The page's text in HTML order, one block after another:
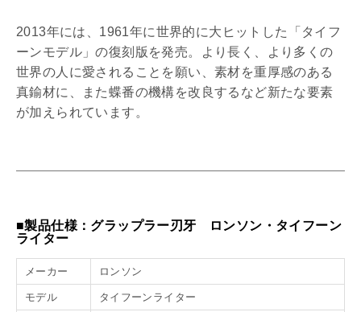
2013年には、1961年に世界的に大ヒットした「タイフ
ーンモデル」の復刻版を発売。より長く、より多くの
世界の人に愛されることを願い、素材を重厚感のある
真鍮材に、また蝶番の機構を改良するなど新たな要素
が加えられています。
■製品仕様：グラップラー刃牙 ロンソン・タイフーン
ライター
メーカー ロンソン
モデル タイフーンライター